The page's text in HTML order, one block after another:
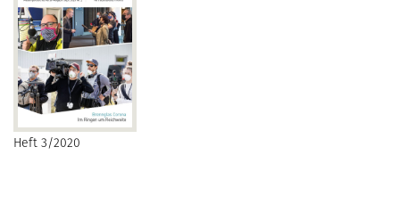
Heft 3/2020